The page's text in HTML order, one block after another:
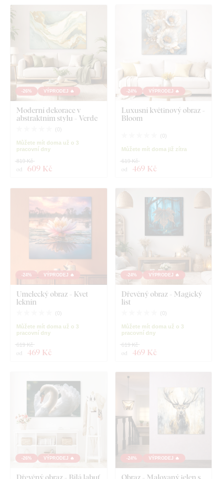
-26% VÝPRODEJ 🔥
Moderní dekorace v
abstraktním stylu - Verde
( 0 )
Můžete mít doma už o 3
pracovní dny
od 609 Kč
819 Kč
-24% VÝPRODEJ 🔥
Luxusní květinový obraz -
Bloom
( 0 )
Můžete mít doma již zítra
od 469 Kč
619 Kč
-24% VÝPRODEJ 🔥
Umelecký obraz - Kvet
leknín
( 0)
Můžete mít doma už o 3
pracovní dny
od 469 Kč
619 Kč
-24% VÝPRODEJ 🔥
Dřevěný obraz - Magický
list
( 0)
Můžete mít doma už o 3
pracovní dny
od 469 Kč
619 Kč
-26% VÝPRODEJ 🔥 -24% VÝPRODEJ 🔥